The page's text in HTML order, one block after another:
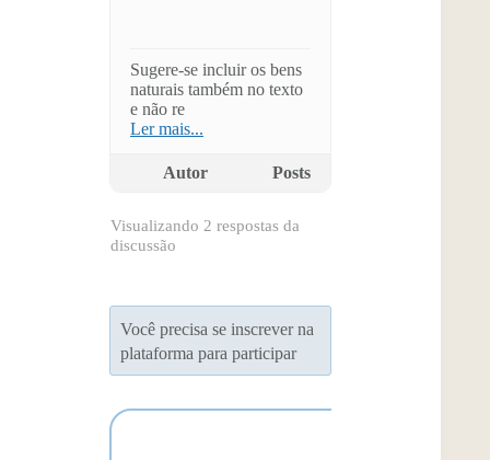
Sugere-se incluir os bens
naturais também no texto
e não re
Ler mais...
Autor Posts
Visualizando 2 respostas da
discussão
Você precisa se inscrever na
plataforma para participar